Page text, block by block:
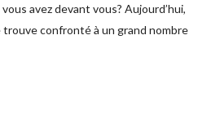
avez devant vous? Aujourd’hui,
trouve confronté à un grand nombre